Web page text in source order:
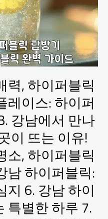
력, 하이퍼블릭
레이스: 하이퍼
강남에서 만나
이 뜨는 이유!
소, 하이퍼블릭
남 하이퍼블릭:
6. 강남 하이
특별한 하루 7.